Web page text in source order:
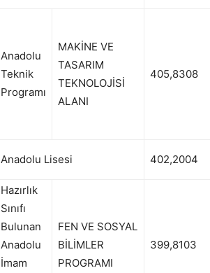
Anadolu
Teknik
Programı
MAKİNE VE
TASARIM
TEKNOLOJİSİ
ALANI
405,8308
Anadolu Lisesi 402,2004
Hazırlık
Sınıfı
Bulunan
Anadolu
İmam
FEN VE SOSYAL
BİLİMLER
PROGRAMI
399,8103